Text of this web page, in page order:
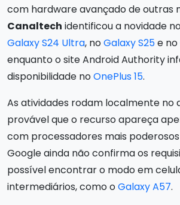
com hardware avançado de outras
Canaltech identificou a novidade
Galaxy S24 Ultra, noGalaxy S25e no
enquanto o site Android Authority
disponibilidade noOnePlus 15.
As atividades rodam localmente no
provável que o recurso apareça
com processadores mais poderosos
Google ainda não confirma os
possível encontrar o modo em
intermediários, como oGalaxy A57.